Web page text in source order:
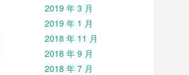
2019 年 3 月
2019 年 1 月
2018 年 11 月
2018 年 9 月
2018 年 7 月